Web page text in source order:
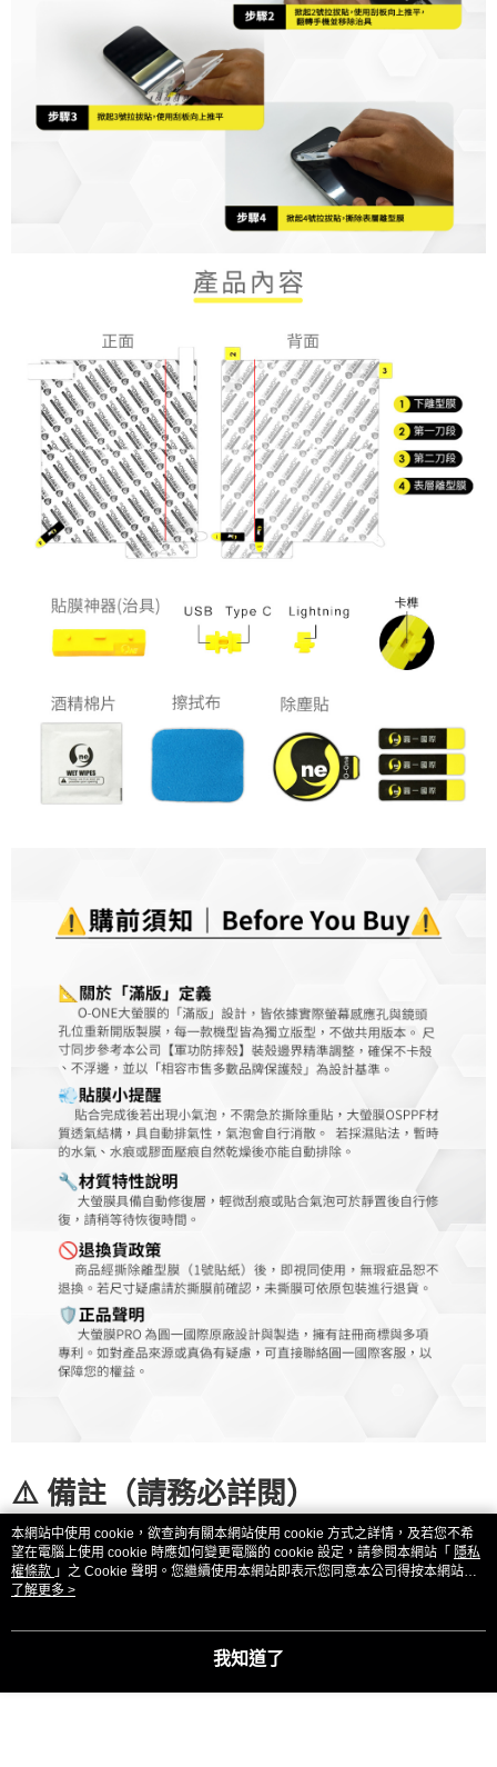
⚠️ 備註（請務必詳閱）
※請勿嘗試將整張保護貼撕除在重
※初次貼膜完成、微氣泡或淡白色
本網站中使用 cookie，欲查詢有關本網站使用 cookie 方式之詳情，及若您不希
望在電腦上使用 cookie 時應如何變更電腦的 cookie 設定，請參閱本網站「 隱私
權條款 」之 Cookie 聲明。您繼續使用本網站即表示您同意本公司得按本網站使
用條款之 Cookie 聲明使用 cookie。
了解更多 >
我知道了